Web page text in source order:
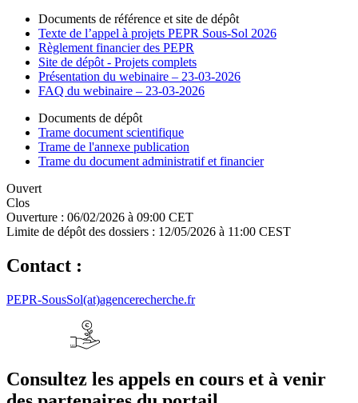
Documents de référence et site de dépôt
Texte de l’appel à projets PEPR Sous-Sol 2026
Règlement financier des PEPR
Site de dépôt - Projets complets
Présentation du webinaire – 23-03-2026
FAQ du webinaire – 23-03-2026
Documents de dépôt
Trame document scientifique
Trame de l'annexe publication
Trame du document administratif et financier
Ouvert
Clos
Ouverture : 06/02/2026 à 09:00 CET
Limite de dépôt des dossiers : 12/05/2026 à 11:00 CEST
Contact :
PEPR-SousSol(at)agencerecherche.fr
Consultez les appels en cours et à venir